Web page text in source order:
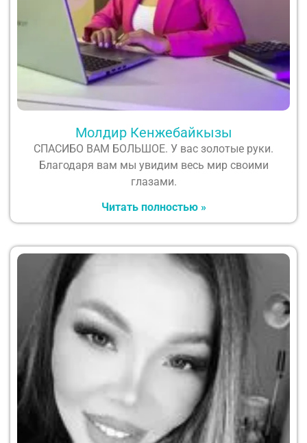
Молдир Кенжебайкызы
СПАСИБО ВАМ БОЛЬШОЕ. У вас золотые руки.
Благодаря вам мы увидим весь мир своими
глазами.
Читать полностью »